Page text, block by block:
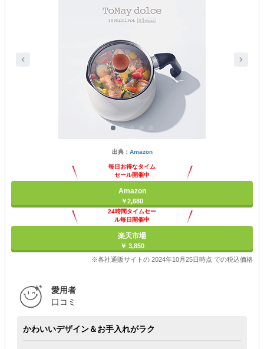
出典： Amazon
毎日お得なタイム
セール開催中
Amazon
￥2,680
24時間タイムセー
ル毎日開催中
楽天市場
￥ 3,850
※各社通販サイトの 2024年10月25日時点 での税込価格
愛用者
口コミ
かわいいデザイン＆お手入れがラク